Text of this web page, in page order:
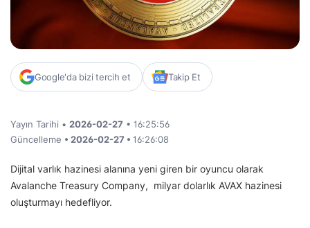
Google'da bizi tercih et Takip Et
Yayın Tarihi • 2026-02-27 • 16:25:56
Güncelleme • 2026-02-27 • 16:26:08
Dijital varlık hazinesi alanına yeni giren bir oyuncu olarak
Avalanche Treasury Company, milyar dolarlık AVAX hazinesi
oluşturmayı hedefliyor.